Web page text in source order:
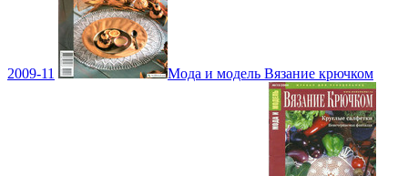
2009-11 Мода и модель Вязание крючком